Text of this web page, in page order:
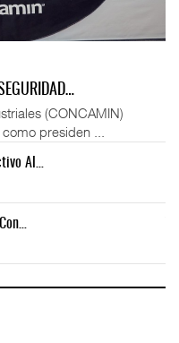
(CONCAMIN)
presiden ...
Al…